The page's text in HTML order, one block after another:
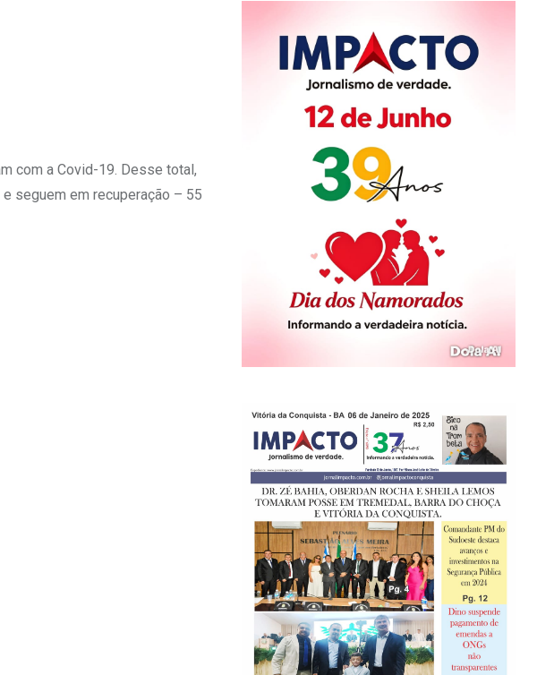
com a Covid-19. Desse total,
seguem em recuperação – 55